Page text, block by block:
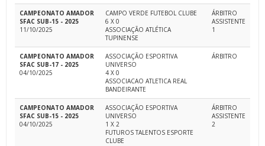
CAMPEONATO AMADOR
SFAC SUB-15 - 2025
11/10/2025
CAMPO VERDE FUTEBOL CLUBE
6 X 0
ASSOCIAÇÃO ATLÉTICA
TUPINENSE
ÁRBITRO
ASSISTENTE
1
CAMPEONATO AMADOR
SFAC SUB-17 - 2025
04/10/2025
ASSOCIAÇÃO ESPORTIVA
UNIVERSO
4 X 0
ASSOCIACAO ATLETICA REAL
BANDEIRANTE
ÁRBITRO
CAMPEONATO AMADOR
SFAC SUB-15 - 2025
04/10/2025
ASSOCIAÇÃO ESPORTIVA
UNIVERSO
1 X 2
FUTUROS TALENTOS ESPORTE
CLUBE
ÁRBITRO
ASSISTENTE
2